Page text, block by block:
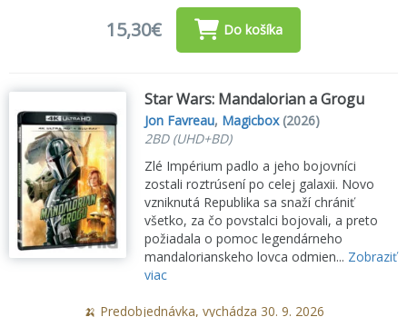
15,30€ Do košíka
Star Wars: Mandalorian a Grogu
Jon Favreau, Magicbox(2026)
2BD (UHD+BD)
Zlé Impérium padlo a jeho bojovníci
zostali roztrúsení po celej galaxii. Novo
vzniknutá Republika sa snaží chrániť
všetko, za čo povstalci bojovali, a preto
požiadala o pomoc legendárneho
mandalorianskeho lovca odmien... Zobraziť
viac
🍌 Predobjednávka, vychádza 30. 9. 2026